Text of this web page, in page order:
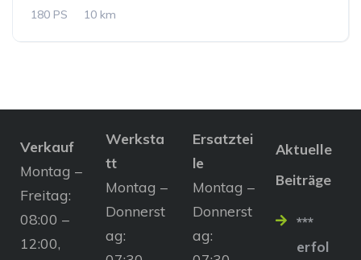
180 PS
10 km
Verkauf
Montag –
Freitag:
08:00 –
12:00,
Werksta
tt
Montag –
Donnerst
ag:
Ersatztei
le
Montag –
Donnerst
ag:
Aktuelle
Beiträge
***
erfol